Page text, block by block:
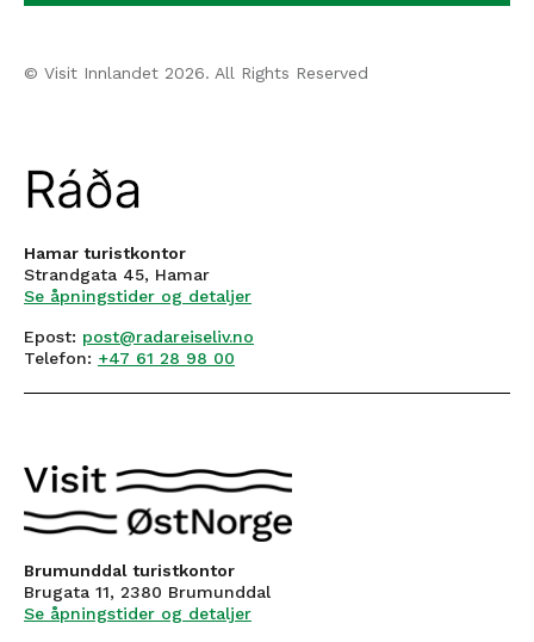
© Visit Innlandet 2026. All Rights Reserved
Hamar turistkontor
Strandgata 45, Hamar
Se åpningstider og detaljer
Epost: post@radareiseliv.no
Telefon: +47 61 28 98 00
Brumunddal turistkontor
Brugata 11, 2380 Brumunddal
Se åpningstider og detaljer